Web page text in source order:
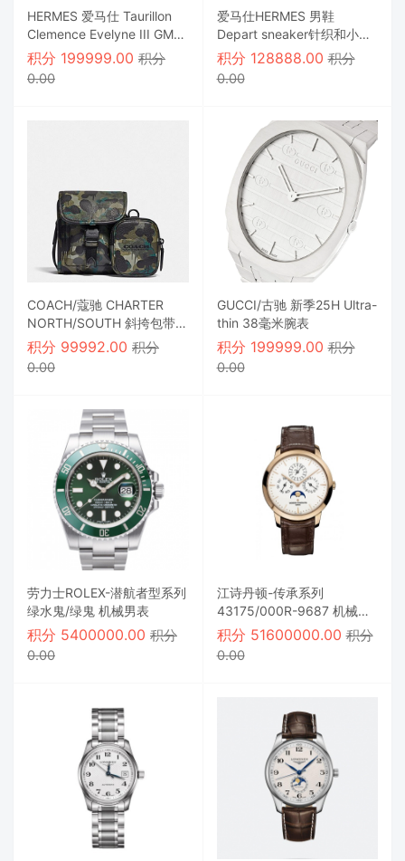
HERMES 爱马仕 Taurillon
Clemence Evelyne III GM
蓝色牛仔裤
积分 199999.00 积分
0.00
爱马仕HERMES 男鞋
Depart sneaker针织和小牛
皮运动鞋，浅色鞋底打造现
代运动外观
积分 128888.00积分
0.00
COACH/蔻驰 CHARTER
NORTH/SOUTH 斜挎包带迷
彩印花混合袋
积分 99992.00 积分
0.00
GUCCI/古驰 新季25H Ultra-
thin 38毫米腕表
积分 199999.00积分
0.00
劳力士ROLEX-潜航者型系列
绿水鬼/绿鬼 机械男表
积分 5400000.00 积分
0.00
江诗丹顿-传承系列
43175/000R-9687 机械男
表
积分 51600000.00积分
0.00